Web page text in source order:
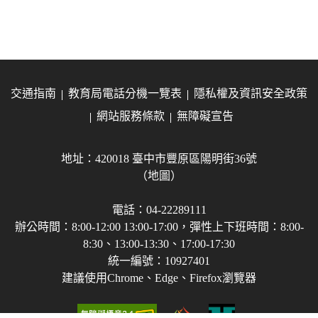
交通指南 教育局電話分機一覽表
隱私權及資訊安全政策
網站服務條款
無障礙宣告
地址：420018 臺中市豐原區陽明街36號
（地圖）
電話：04-22289111
辦公時間：8:00-12:00 13:00-17:00，彈性上下班時間：8:00-
8:30、13:00-13:30、17:00-17:30
統一編號：10927401
建議使用Chrome、Edge、Firefox瀏覽器